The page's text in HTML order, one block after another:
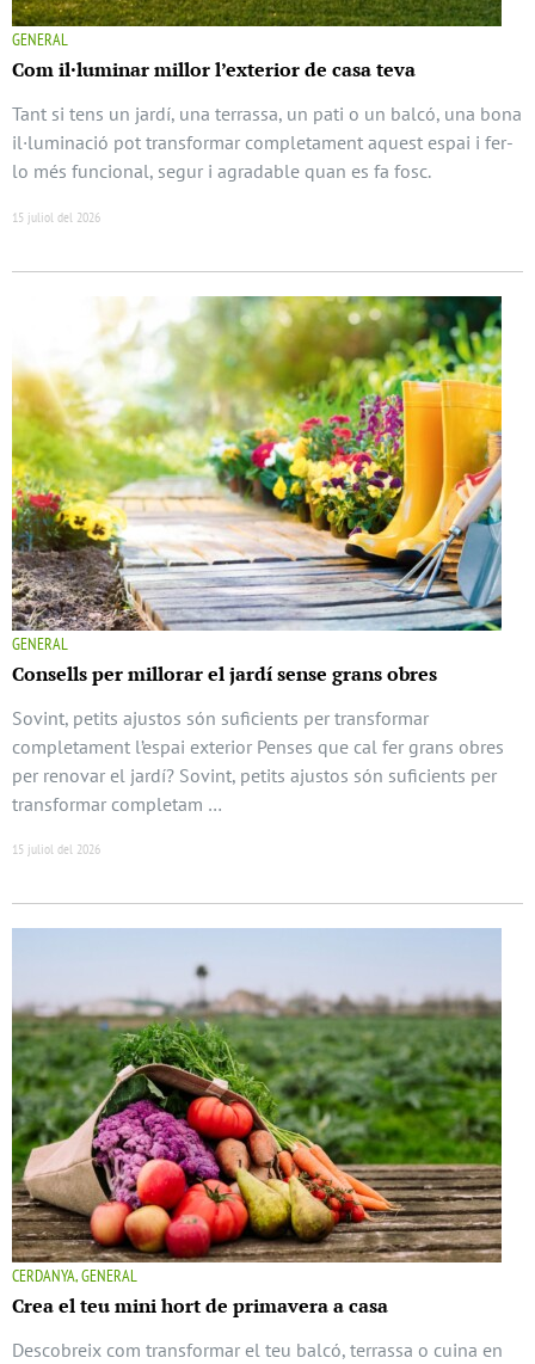
GENERAL
Com il·luminar millor l’exterior de casa teva
Tant si tens un jardí, una terrassa, un pati o un balcó, una bona
il·luminació pot transformar completament aquest espai i fer-
lo més funcional, segur i agradable quan es fa fosc.
15 juliol del 2026
GENERAL
Consells per millorar el jardí sense grans obres
Sovint, petits ajustos són suficients per transformar
completament l’espai exterior Penses que cal fer grans obres
per renovar el jardí? Sovint, petits ajustos són suficients per
transformar completam …
15 juliol del 2026
CERDANYA, GENERAL
Crea el teu mini hort de primavera a casa
Descobreix com transformar el teu balcó, terrassa o cuina en